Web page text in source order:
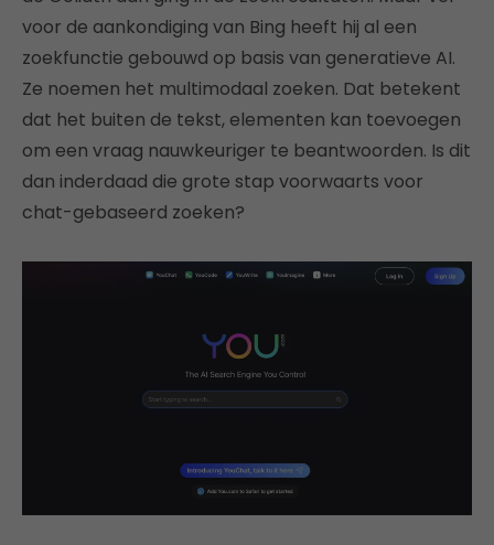
voor de aankondiging van Bing heeft hij al een
zoekfunctie gebouwd op basis van generatieve AI.
Ze noemen het multimodaal zoeken. Dat betekent
dat het buiten de tekst, elementen kan toevoegen
om een ​​vraag nauwkeuriger te beantwoorden. Is dit
dan inderdaad die grote stap voorwaarts voor
chat-gebaseerd zoeken?